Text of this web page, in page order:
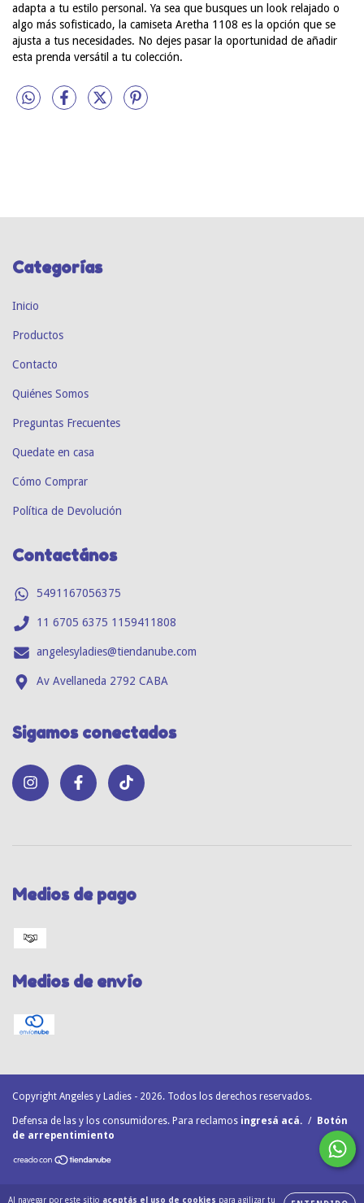
Al navegar por este sitio aceptás el uso de cookies para agilizar tu
adapta a tu estilo personal. Ya sea que busques un look relajado o
algo más sofisticado, la camiseta Aretha 1108 es la opción que se
ajusta a tus necesidades. No dejes pasar la oportunidad de añadir
esta prenda versátil a tu colección.
Categorías
Inicio
Productos
Contacto
Quiénes Somos
Preguntas Frecuentes
Quedate en casa
Cómo Comprar
Política de Devolución
Contactános
5491167056375
11 6705 6375 1159411808
angelesyladies@tiendanube.com
Av Avellaneda 2792 CABA
Sigamos conectados
Medios de pago
Medios de envío
Copyright Angeles y Ladies - 2026. Todos los derechos reservados.
Defensa de las y los consumidores. Para reclamos ingresá acá. /
Botón
de arrepentimiento